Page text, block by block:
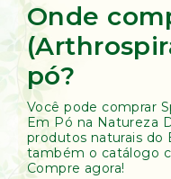
Onde
pó?
Você pode comprar
Em Pó na Natureza
produtos naturais do
também o catálogo
Compre agora!